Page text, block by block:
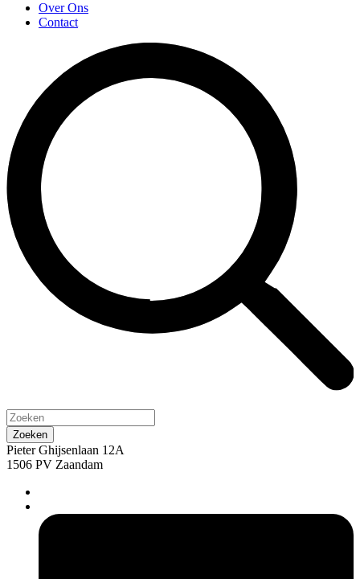
Over Ons
Contact
Pieter Ghijsenlaan 12A
1506 PV Zaandam